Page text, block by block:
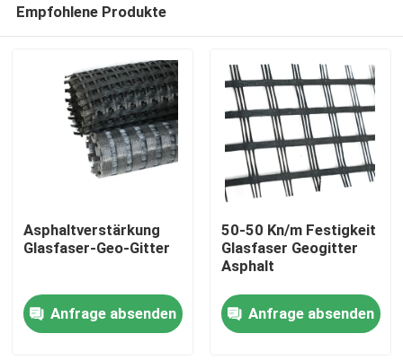
Startseite
Produkte
Empfohlene Produkte
Asphaltverstärkung
Glasfaser-Geo-Gitter
Anfrage absenden
50-50 Kn/m Festigkeit
Glasfaser Geogitter
Asphalt
Anfrage absenden